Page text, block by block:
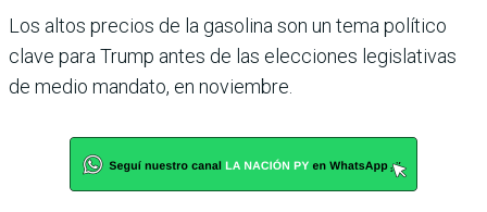
Los altos precios de la gasolina son un tema político
clave para Trump antes de las elecciones legislativas
de medio mandato, en noviembre.